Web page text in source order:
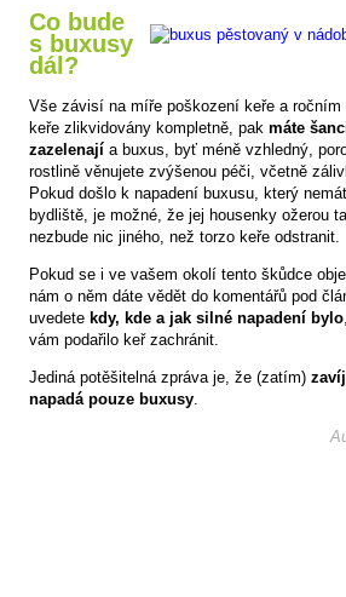
Co bude
s buxusy
dál?
Vše závisí na míře poškození keře a ročním
keře zlikvidovány kompletně, pak máte
zazelenají a buxus, byť méně vzhledný,
rostlině věnujete zvýšenou péči, včetně
Pokud došlo k napadení buxusu, který
bydliště, je možné, že jej housenky ožerou
nezbude nic jiného, než torzo keře odstranit.
Pokud se i ve vašem okolí tento škůdce
nám o něm dáte vědět do komentářů pod
uvedete kdy, kde a jak silné napadení bylo
vám podařilo keř zachránit.
Jediná potěšitelná zpráva je, že (zatím)
napadá pouze buxusy.